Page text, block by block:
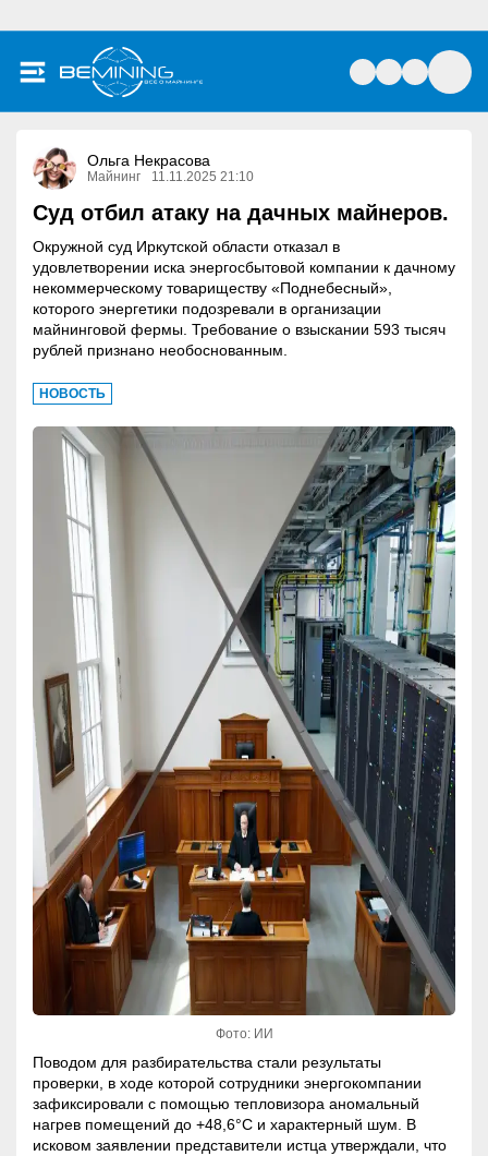
Ольга Некрасова
Майнинг 11.11.2025 21:10
Суд отбил атаку на дачных майнеров.
Окружной суд Иркутской области отказал в
удовлетворении иска энергосбытовой компании к дачному
некоммерческому товариществу «Поднебесный»,
которого энергетики подозревали в организации
майнинговой фермы. Требование о взыскании 593 тысяч
рублей признано необоснованным.
НОВОСТЬ
Фото: ИИ
Поводом для разбирательства стали результаты
проверки, в ходе которой сотрудники энергокомпании
зафиксировали с помощью тепловизора аномальный
нагрев помещений до +48,6°C и характерный шум. В
исковом заявлении представители истца утверждали, что